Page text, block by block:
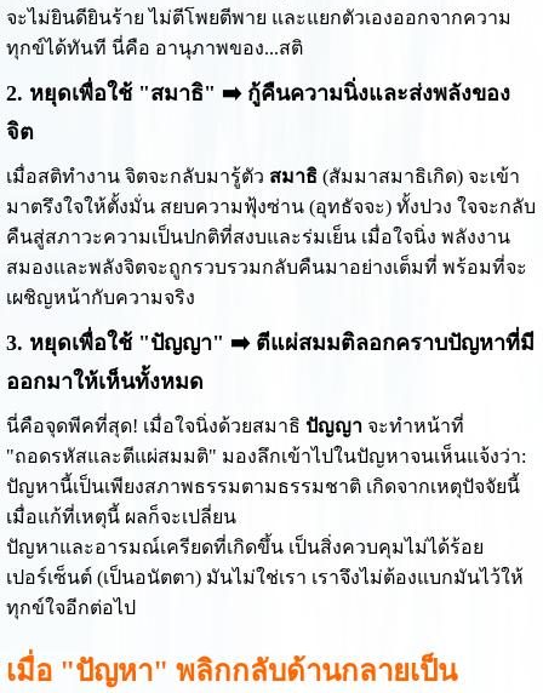
จะไม่ยินดียินร้าย ไม่ตีโพยตีพาย และแยกตัวเองออกจากความ
ทุกข์ได้ทันที นี่คือ อานุภาพของ...สติ
2. หยุดเพื่อใช้ "สมาธิ" ➡️ กู้คืนความนิ่งและส่งพลังของ
จิต
เมื่อสติทำงาน จิตจะกลับมารู้ตัว สมาธิ(สัมมาสมาธิเกิด) จะเข้า
มาตรึงใจให้ตั้งมั่น สยบความฟุ้งซ่าน (อุทธัจจะ) ทั้งปวง ใจจะกลับ
คืนสู่สภาวะความเป็นปกติที่สงบและร่มเย็น เมื่อใจนิ่ง พลังงาน
สมองและพลังจิตจะถูกรวบรวมกลับคืนมาอย่างเต็มที่ พร้อมที่จะ
เผชิญหน้ากับความจริง
3. หยุดเพื่อใช้ "ปัญญา" ➡️ ตีแผ่สมมติลอกคราบปัญหาที่มี
ออกมาให้เห็นทั้งหมด
นี่คือจุดพีคที่สุด! เมื่อใจนิ่งด้วยสมาธิ ปัญญาจะทำหน้าที่
"ถอดรหัสและตีแผ่สมมติ" มองลึกเข้าไปในปัญหาจนเห็นแจ้งว่า:
ปัญหานี้เป็นเพียงสภาพธรรมตามธรรมชาติ เกิดจากเหตุปัจจัยนี้
เมื่อแก้ที่เหตุนี้ ผลก็จะเปลี่ยน
ปัญหาและอารมณ์เครียดที่เกิดขึ้น เป็นสิ่งควบคุมไม่ได้ร้อย
เปอร์เซ็นต์ (เป็นอนัตตา) มันไม่ใช่เรา เราจึงไม่ต้องแบกมันไว้ให้
ทุกข์ใจอีกต่อไป
เมื่อ "ปัญหา" พลิกกลับด้านกลายเป็น